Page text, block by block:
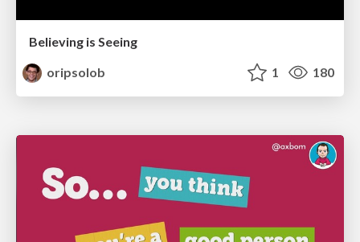
Believing is Seeing
oripsolob
1 180